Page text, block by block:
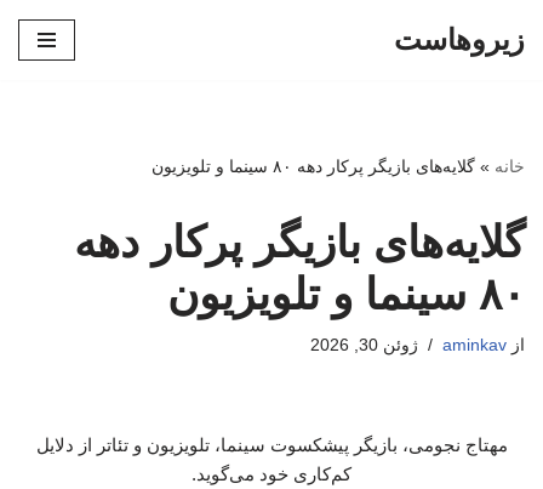
زیروهاست
خانه » گلایه‌های بازیگر پرکار دهه ۸۰ سینما و تلویزیون
گلایه‌های بازیگر پرکار دهه
۸۰ سینما و تلویزیون
از aminkav ژوئن 30, 2026
مهتاج نجومی، بازیگر پیشکسوت سینما، تلویزیون و تئاتر از دلایل
کم‌کاری خود می‌گوید.